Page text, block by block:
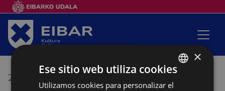
24/06/2018
BASQUE
×
Ese sitio web utiliza cookies
Utilizamos cookies para personalizar el